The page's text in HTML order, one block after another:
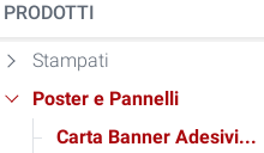
PRODOTTI
Stampati
Poster e Pannelli
Carta Banner Adesivi...